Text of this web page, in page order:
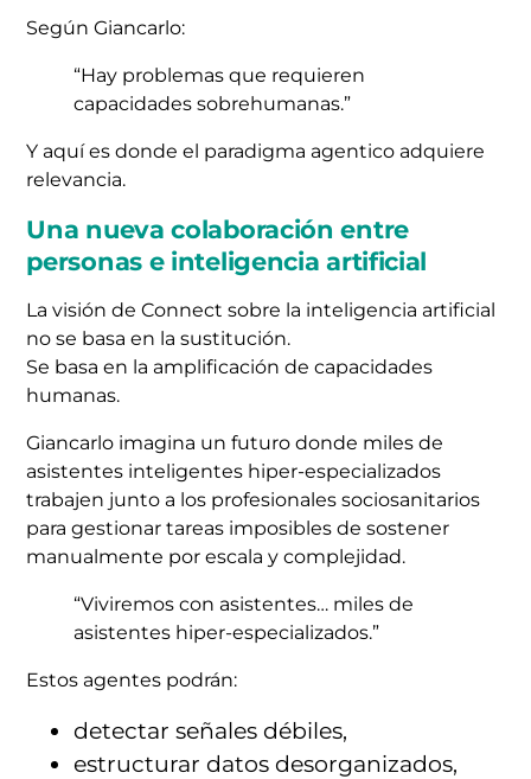
Según Giancarlo:
“Hay problemas que requieren
capacidades sobrehumanas.”
Y aquí es donde el paradigma agentico adquiere
relevancia.
Una nueva colaboración entre
personas e inteligencia artificial
La visión de Connect sobre la inteligencia artificial
no se basa en la sustitución.
Se basa en la amplificación de capacidades
humanas.
Giancarlo imagina un futuro donde miles de
asistentes inteligentes hiper-especializados
trabajen junto a los profesionales sociosanitarios
para gestionar tareas imposibles de sostener
manualmente por escala y complejidad.
“Viviremos con asistentes… miles de
asistentes hiper-especializados.”
Estos agentes podrán:
detectar señales débiles,
estructurar datos desorganizados,